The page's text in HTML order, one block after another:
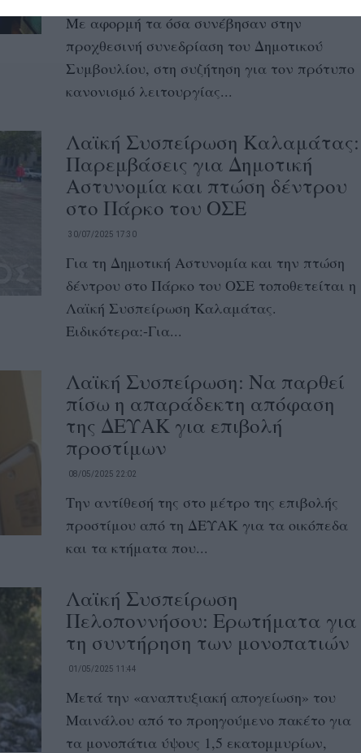
Με αφορμή τα όσα συνέβησαν στην
προχθεσινή συνεδρίαση του Δημοτικού
Συμβουλίου, στη συζήτηση για τον πρότυπο
κανονισμό λειτουργίας...
Λαϊκή Συσπείρωση Καλαμάτας:
Παρεμβάσεις για Δημοτική
Αστυνομία και πτώση δέντρου
στο Πάρκο του ΟΣΕ
30/07/2025 17:30
Για τη Δημοτική Αστυνομία και την πτώση
δέντρου στο Πάρκο του ΟΣΕ τοποθετείται η
Λαϊκή Συσπείρωση Καλαμάτας.
Ειδικότερα:-Για...
Λαϊκή Συσπείρωση: Να παρθεί
πίσω η απαράδεκτη απόφαση
της ΔΕΥΑΚ για επιβολή
προστίμων
08/05/2025 22:02
Την αντίθεσή της στο μέτρο της επιβολής
προστίμου από τη ΔΕΥΑΚ για τα οικόπεδα
και τα κτήματα που...
Λαϊκή Συσπείρωση
Πελοποννήσου: Ερωτήματα για
τη συντήρηση των μονοπατιών
01/05/2025 11:44
Μετά την «αναπτυξιακή απογείωση» του
Μαινάλου από το προηγούμενο πακέτο για
τα μονοπάτια ύψους 1,5 εκατομμυρίων,